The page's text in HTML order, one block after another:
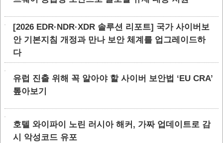
[2026 EDR·NDR·XDR 솔루션 리포트] 국가 사이버보
안 기본지침 개정과 만나 보안 체계를 업그레이드하
다
유럽 진출 위해 꼭 알아야 할 사이버 보안법 ‘EU CRA’
톺아보기
호텔 와이파이 노린 러시아 해커, 가짜 업데이트로 감
시 악성코드 유포